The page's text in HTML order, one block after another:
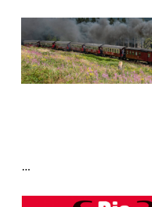
Zum Hauptinhalt springen
...